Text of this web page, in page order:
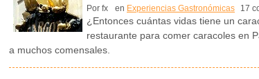
Por fx en Experiencias Gastronómicas 17
¿Entonces cuántas vidas tiene un
restaurante para comer caracoles en
a muchos comensales.